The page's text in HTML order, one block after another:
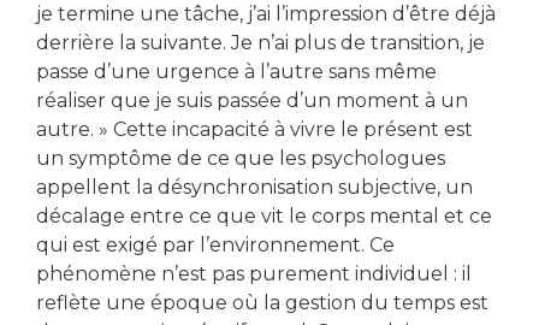
je termine une tâche, j’ai l’impression d’être déjà
derrière la suivante. Je n’ai plus de transition, je
passe d’une urgence à l’autre sans même
réaliser que je suis passée d’un moment à un
autre. » Cette incapacité à vivre le présent est
un symptôme de ce que les psychologues
appellent la désynchronisation subjective, un
décalage entre ce que vit le corps mental et ce
qui est exigé par l’environnement. Ce
phénomène n’est pas purement individuel : il
reflète une époque où la gestion du temps est